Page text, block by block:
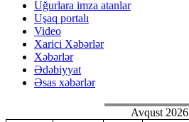
Uğurlara imza atanlar
Uşaq portalı
Video
Xarici Xəbərlər
Xəbərlər
Ədəbiyyat
Əsas xəbərlər
Avqust 2026